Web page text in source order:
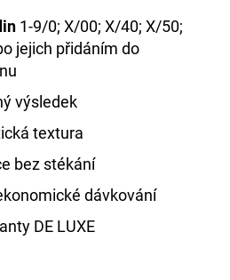
1-9/0; X/00; X/40; X/50;
jejich přidáním do
výsledek
textura
bez stékání
dávkování
DE LUXE